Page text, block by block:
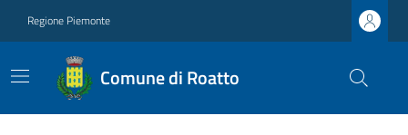
Regione Piemonte
Comune di Roatto